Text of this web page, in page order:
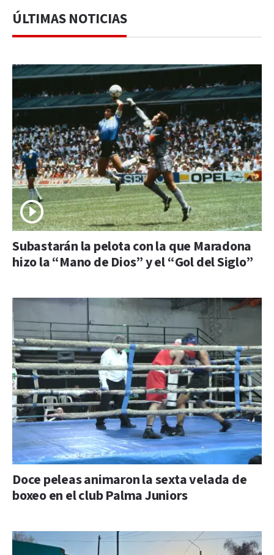
ÚLTIMAS NOTICIAS
Subastarán la pelota con la que Maradona
hizo la “Mano de Dios” y el “Gol del Siglo”
Doce peleas animaron la sexta velada de
boxeo en el club Palma Juniors